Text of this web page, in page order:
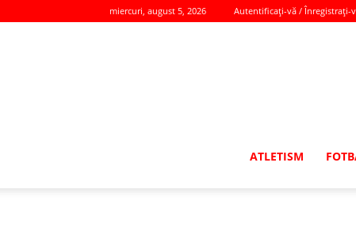
miercuri, august 5, 2026 Autentificați-vă / Înregistrați-
ATLETISM